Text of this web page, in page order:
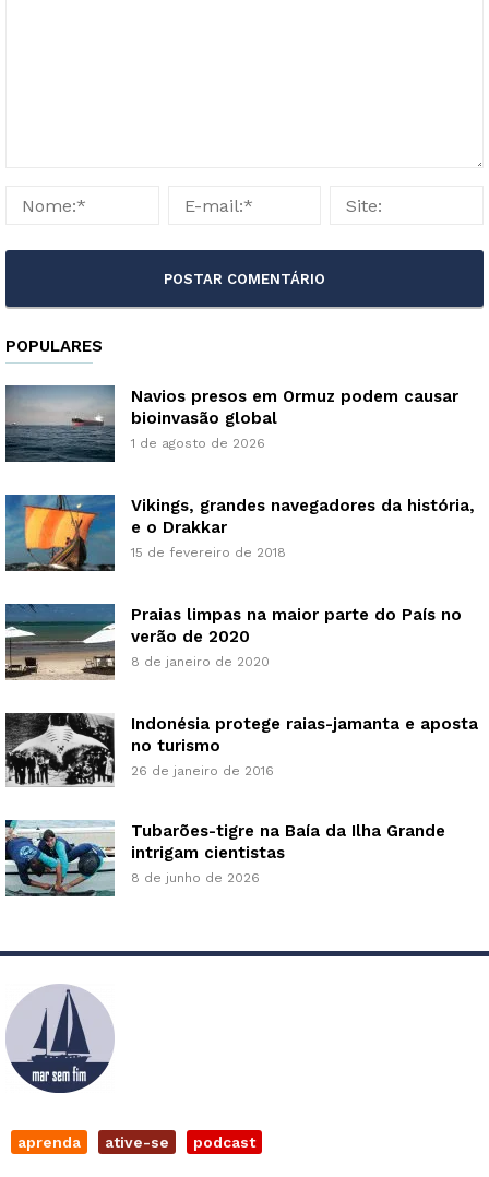
POPULARES
Navios presos em Ormuz podem causar
bioinvasão global
1 de agosto de 2026
Vikings, grandes navegadores da história,
e o Drakkar
15 de fevereiro de 2018
Praias limpas na maior parte do País no
verão de 2020
8 de janeiro de 2020
Indonésia protege raias-jamanta e aposta
no turismo
26 de janeiro de 2016
Tubarões-tigre na Baía da Ilha Grande
intrigam cientistas
8 de junho de 2026
aprenda ative-se podcast